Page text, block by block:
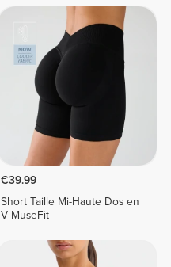
€39.99
Short Taille Mi-Haute Dos en
V MuseFit